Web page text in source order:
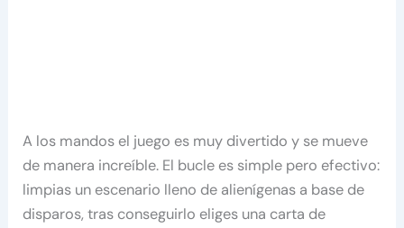
A los mandos el juego es muy divertido y se mueve
de manera increíble. El bucle es simple pero efectivo:
limpias un escenario lleno de alienígenas a base de
disparos, tras conseguirlo eliges una carta de